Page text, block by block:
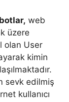
, web
üzere
olan User
kimin
sevk edilmiş
kullanıcı